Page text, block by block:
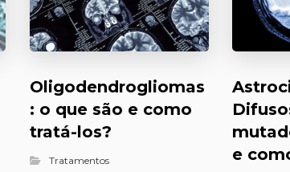
Oligodendrogliomas
: o que são e como
tratá-los?
Tratamentos
e